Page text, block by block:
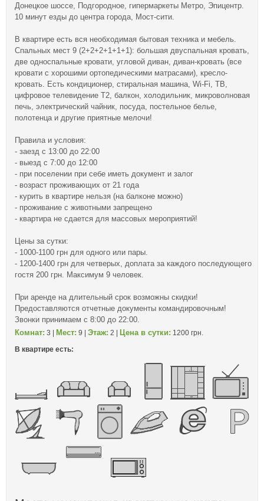
Донецкое шоссе, Подгородное, гипермаркеты Метро, Эпицентр.
10 минут езды до центра города, Мост-сити.
В квартире есть вся необходимая бытовая техника и мебель.
Спальных мест 9 (2+2+2+1+1+1): большая двуспальная кровать,
две односпальные кровати, угловой диван, диван-кровать (все
кровати с хорошими ортопедическими матрасами), кресло-
кровать. Есть кондиционер, стиральная машина, Wi-Fi, ТВ,
цифровое телевидение Т2, балкон, холодильник, микроволновая
печь, электрический чайник, посуда, постельное белье,
полотенца и другие приятные мелочи!
Правила и условия:
- заезд с 13:00 до 22:00
- выезд с 7:00 до 12:00
- при поселении при себе иметь документ и залог
- возраст проживающих от 21 года
- курить в квартире нельзя (на балконе можно)
- проживание с животными запрещено
- квартира не сдается для массовых мероприятий!
Цены за сутки:
- 1000-1100 грн для одного или пары.
- 1200-1400 грн для четверых, доплата за каждого последующего
гостя 200 грн. Максимум 9 человек.
При аренде на длительный срок возможны скидки!
Предоставляются отчетные документы командировочным!
Звонки принимаем с 8:00 до 22:00.
Комнат: 3 | Мест: 9 | Этаж: 2 | Цена в сутки: 1200 грн.
В квартире есть: